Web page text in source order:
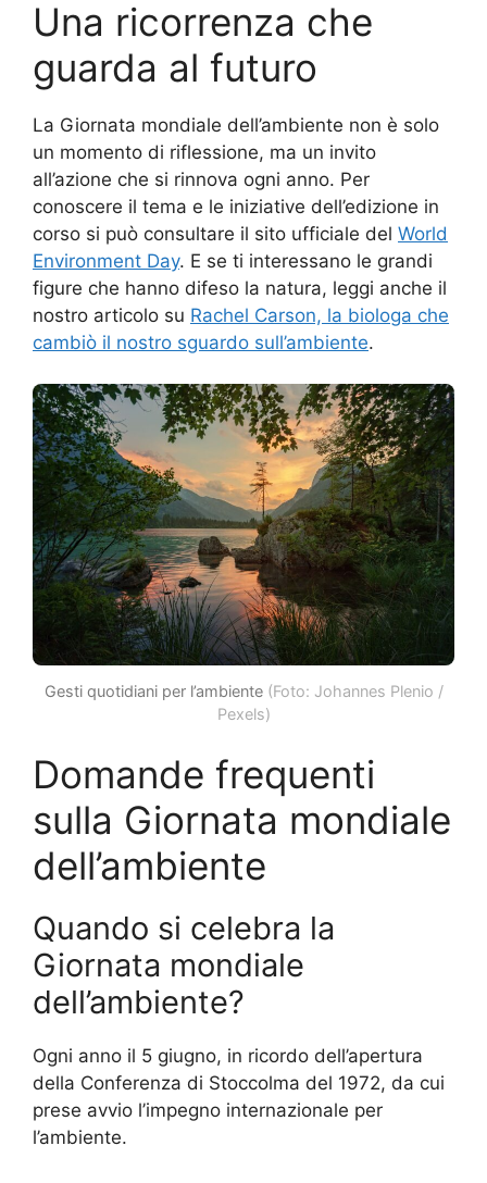
Una ricorrenza che
guarda al futuro
La Giornata mondiale dell’ambiente non è solo
un momento di riflessione, ma un invito
all’azione che si rinnova ogni anno. Per
conoscere il tema e le iniziative dell’edizione in
corso si può consultare il sito ufficiale del World
Environment Day. E se ti interessano le grandi
figure che hanno difeso la natura, leggi anche il
nostro articolo su Rachel Carson, la biologa che
cambiò il nostro sguardo sull’ambiente.
Gesti quotidiani per l’ambiente (Foto: Johannes Plenio /
Pexels)
Domande frequenti
sulla Giornata mondiale
dell’ambiente
Quando si celebra la
Giornata mondiale
dell’ambiente?
Ogni anno il 5 giugno, in ricordo dell’apertura
della Conferenza di Stoccolma del 1972, da cui
prese avvio l’impegno internazionale per
l’ambiente.